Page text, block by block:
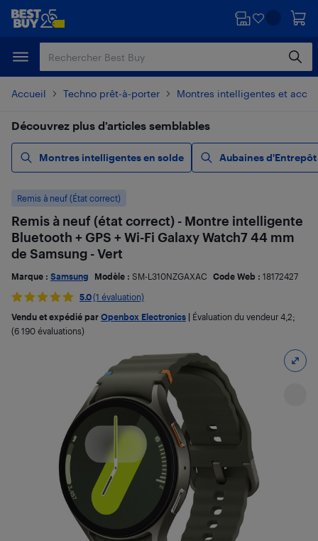
Passer
principal
Passer
Accueil Techno prêt-à-porter Montres intelligentes et
Découvrez plus d’articles semblables
Montres intelligentes en solde Aubaines d'Entrepôt
Remis à neuf (État correct)
Remis à neuf (état correct) - Montre intelligente
Bluetooth + GPS + Wi-Fi Galaxy Watch7 44 mm
de Samsung - Vert
Marque : Samsung Modèle : SM-L310NZGAXAC Code Web : 18172427
5.0(1 évaluation)
Vendu et expédié par Openbox Electronics Évaluation du vendeur 4,2;
(6 190 évaluations)